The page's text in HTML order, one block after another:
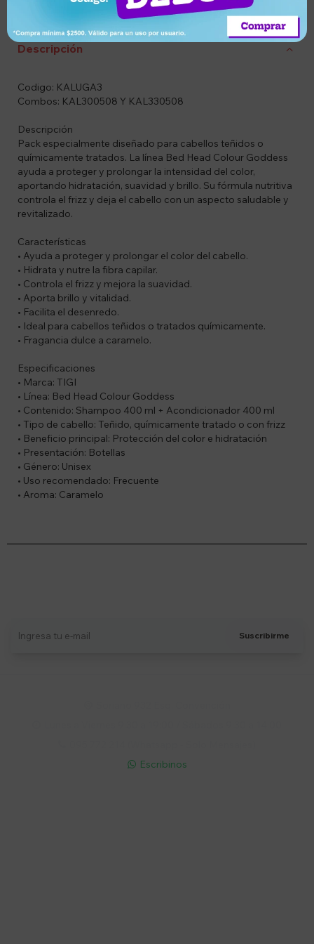
cambio
entrega
Descripción
Codigo: KALUGA3
Combos: KAL300508 Y KAL330508
Descripción
Pack especialmente diseñado para cabellos teñidos o
químicamente tratados. La línea Bed Head Colour Goddess
ayuda a proteger y prolongar la intensidad del color,
aportando hidratación, suavidad y brillo. Su fórmula nutritiva
controla el frizz y deja el cabello con un aspecto saludable y
revitalizado.
Características
• Ayuda a proteger y prolongar el color del cabello.
• Hidrata y nutre la fibra capilar.
• Controla el frizz y mejora la suavidad.
• Aporta brillo y vitalidad.
• Facilita el desenredo.
• Ideal para cabellos teñidos o tratados químicamente.
• Fragancia dulce a caramelo.
Especificaciones
• Marca: TIGI
• Línea: Bed Head Colour Goddess
• Contenido: Shampoo 400 ml + Acondicionador 400 ml
• Tipo de cabello: Teñido, químicamente tratado o con frizz
• Beneficio principal: Protección del color e hidratación
• Presentación: Botellas
• Género: Unisex
• Uso recomendado: Frecuente
• Aroma: Caramelo
Suscribirme
 Escribinos